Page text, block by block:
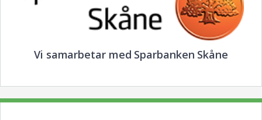
Vi samarbetar med Sparbanken Skåne